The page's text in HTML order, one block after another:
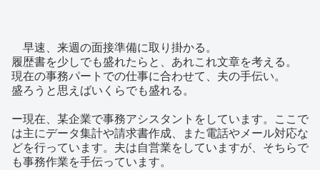
早速、来週の面接準備に取り掛かる。
履歴書を少しでも盛れたらと、あれこれ文章を考える。
現在の事務パートでの仕事に合わせて、夫の手伝い。
盛ろうと思えばいくらでも盛れる。
ー現在、某企業で事務アシスタントをしています。ここで
は主にデータ集計や請求書作成、また電話やメール対応な
どを行っています。夫は自営業をしていますが、そちらで
も事務作業を手伝っています。